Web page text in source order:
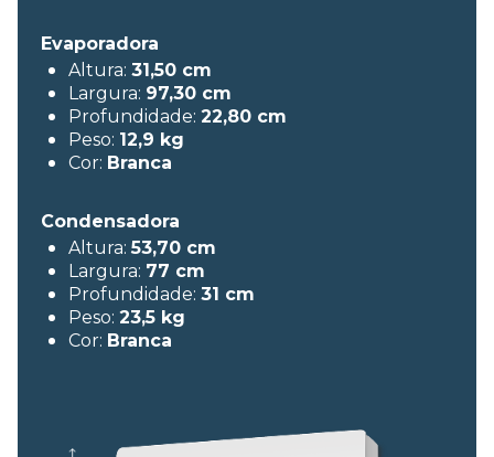
Evaporadora
Altura: 31,50 cm
Largura: 97,30 cm
Profundidade: 22,80 cm
Peso: 12,9 kg
Cor: Branca
Condensadora
Altura:53,70 cm
Largura: 77 cm
Profundidade: 31 cm
Peso: 23,5 kg
Cor: Branca